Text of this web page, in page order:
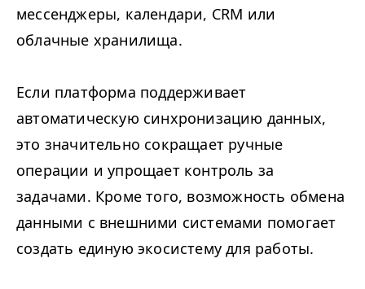
мессенджеры, календари, CRM или
облачные хранилища.
Если платформа поддерживает
автоматическую синхронизацию данных,
это значительно сокращает ручные
операции и упрощает контроль за
задачами. Кроме того, возможность обмена
данными с внешними системами помогает
создать единую экосистему для работы.